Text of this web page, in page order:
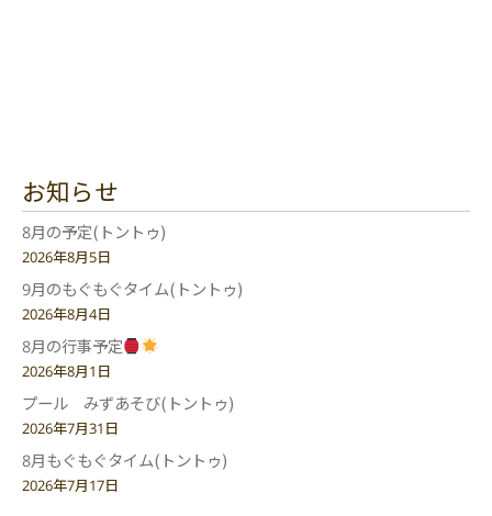
お知らせ
8月の予定(トントゥ)
2026年8月5日
9月のもぐもぐタイム(トントゥ)
2026年8月4日
8月の行事予定
2026年8月1日
プール みずあそび(トントゥ)
2026年7月31日
8月もぐもぐタイム(トントゥ)
2026年7月17日